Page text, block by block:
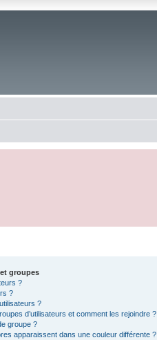
groupes
?
?
?
d’utilisateurs et comment les rejoindre ?
groupe ?
apparaissent dans une couleur différente ?